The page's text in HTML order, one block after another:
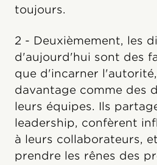
toujours.
2 - Deuxièmement, les
d'aujourd'hui sont des
que d'incarner
davantage comme des
leurs équipes. Ils
leadership, confèrent
à leurs collaborateurs,
prendre les rênes des